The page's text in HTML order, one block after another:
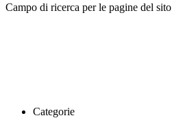
Campo di ricerca per le pagine del sito
Categorie